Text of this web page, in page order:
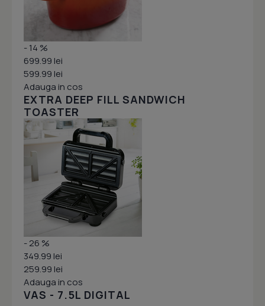
- 14 %
699.99 lei
599.99 lei
Adauga in cos
EXTRA DEEP FILL SANDWICH
TOASTER
- 26 %
349.99 lei
259.99 lei
Adauga in cos
VAS - 7.5L DIGITAL